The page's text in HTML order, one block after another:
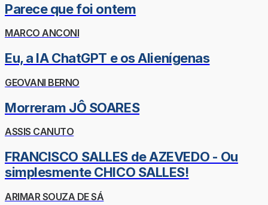
Parece que foi ontem
MARCO ANCONI
Eu, a IA ChatGPT e os Alienígenas
GEOVANI BERNO
Morreram JÔ SOARES
ASSIS CANUTO
FRANCISCO SALLES de AZEVEDO - Ou
simplesmente CHICO SALLES!
ARIMAR SOUZA DE SÁ